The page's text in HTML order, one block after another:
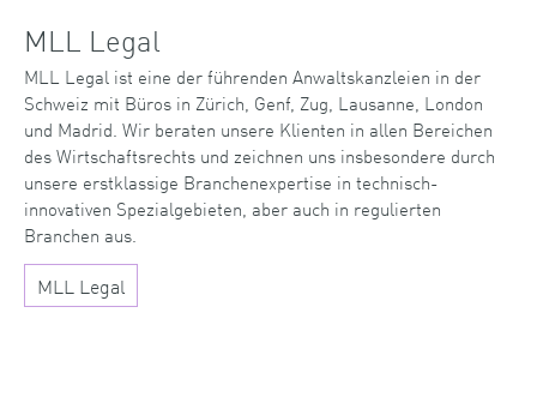
MLL Legal
MLL Legal ist eine der führenden Anwaltskanzleien in der
Schweiz mit Büros in Zürich, Genf, Zug, Lausanne, London
und Madrid. Wir beraten unsere Klienten in allen Bereichen
des Wirtschaftsrechts und zeichnen uns insbesondere durch
unsere erstklassige Branchenexpertise in technisch-
innovativen Spezialgebieten, aber auch in regulierten
Branchen aus.
MLL Legal